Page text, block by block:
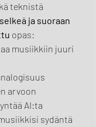
teknistä
selkeä ja suoraan
opas:
musiikkiin juuri
arvoon
AI:ta
sydäntä